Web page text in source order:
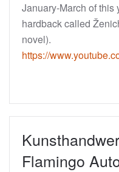
January-March of this
hardback called
novel).
https://
Flamingo